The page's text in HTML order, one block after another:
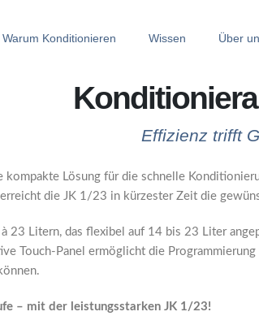
Warum Konditionieren Wissen Über
Effizienz trifft
Lösung für die schnelle
die JK 1/23 in kürzester Zeit die
23 Litern, das flexibel auf 14 bis 23 Liter
Touch-Panel ermöglicht die
– mit der leistungsstarken JK 1/23!